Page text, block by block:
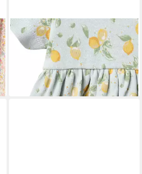
WHEAT
A-Linien-Kleid WHEAT Jersey
Dress S/S Nova (1-tlg)
39,95 €
lieferbar - in 2-3 Werktagen bei dir